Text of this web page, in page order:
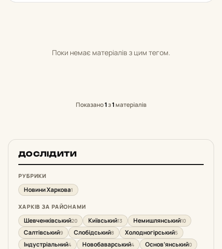
Поки немає матеріалів з цим тегом.
Показано1з1матеріалів
ДОСЛІДИТИ
РУБРИКИ
Новини Харкова1
ХАРКІВ ЗА РАЙОНАМИ
Шевченківський20 Київський13 Немишлянський10
Салтівський9 Слобідський8 Холодногірський5
Індустріальний4 Новобаварський4 Основ’янський0